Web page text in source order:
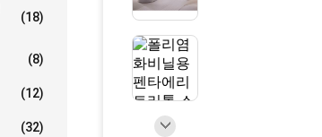
(18)
(8)
(12)
(32)